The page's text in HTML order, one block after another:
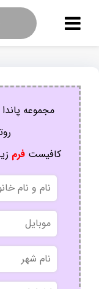
مجموعه
کافیستفرم
نام
و
نام
خانوادگی
موبایل
نام
شهر